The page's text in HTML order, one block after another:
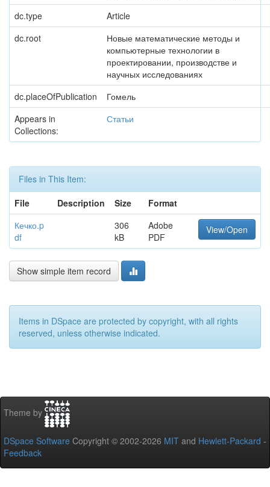
dc.type
Article
dc.root
Новые математические методы и
компьютерные технологии в
проектировании, производстве и
научных исследованиях
dc.placeOfPublication
Гомель
Appears in
Collections:
Статьи
Files in This Item:
File
Description Size
Format
Кечко.p
df
306
kB
Adobe
PDF
View/Open
Show simple item record
Items in DSpace are protected by copyright, with all rights
reserved, unless otherwise indicated.
Theme by
DSpace Software Copyright © 2002-2026 MIT and Hewlett-Packard -
Feedback